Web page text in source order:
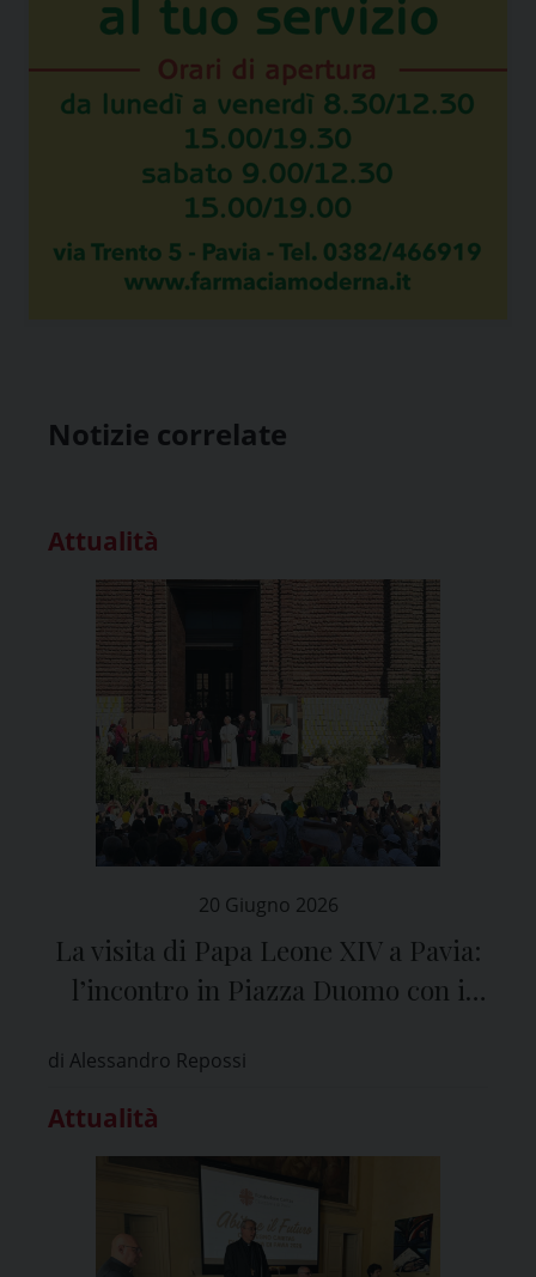
Notizie correlate
Attualità
20 Giugno 2026
La visita di Papa Leone XIV a Pavia:
l’incontro in Piazza Duomo con i
comunità latinoamericana
di Alessandro Repossi
Attualità